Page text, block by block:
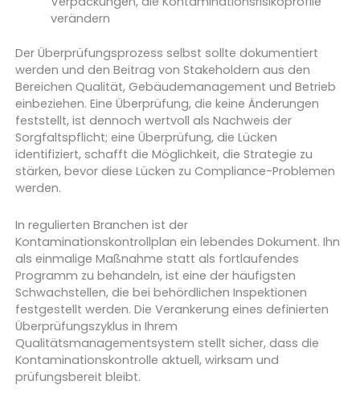
verändern
Der Überprüfungsprozess selbst sollte dokumentiert
werden und den Beitrag von Stakeholdern aus den
Bereichen Qualität, Gebäudemanagement und Betrieb
einbeziehen. Eine Überprüfung, die keine Änderungen
feststellt, ist dennoch wertvoll als Nachweis der
Sorgfaltspflicht; eine Überprüfung, die Lücken
identifiziert, schafft die Möglichkeit, die Strategie zu
stärken, bevor diese Lücken zu Compliance-Problemen
werden.
In regulierten Branchen ist der
Kontaminationskontrollplan ein lebendes Dokument. Ihn
als einmalige Maßnahme statt als fortlaufendes
Programm zu behandeln, ist eine der häufigsten
Schwachstellen, die bei behördlichen Inspektionen
festgestellt werden. Die Verankerung eines definierten
Überprüfungszyklus in Ihrem
Qualitätsmanagementsystem stellt sicher, dass die
Kontaminationskontrolle aktuell, wirksam und
prüfungsbereit bleibt.